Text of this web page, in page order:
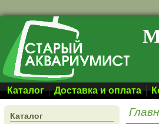
Перейти к основному содержанию
Каталог Доставка и оплата
Каталог